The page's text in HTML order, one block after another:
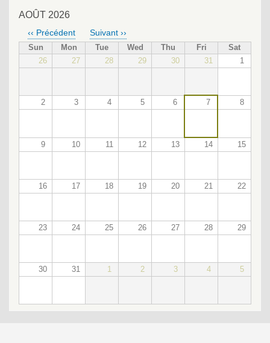
AOÛT 2026
PAGINATION
‹‹ Précédent Suivant ››
Sun Mon Tue Wed Thu Fri
Sat
26
27 28 29 30 31 1
2 3 4 5 6 7 8
9 10 11 12 13 14 15
16 17 18 19 20 21 22
23 24 25 26 27 28 29
30 31 1 2 3 4 5